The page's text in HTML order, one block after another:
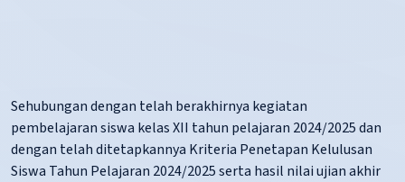
Sehubungan dengan telah berakhirnya kegiatan
pembelajaran siswa kelas XII tahun pelajaran 2024/2025 dan
dengan telah ditetapkannya Kriteria Penetapan Kelulusan
Siswa Tahun Pelajaran 2024/2025 serta hasil nilai ujian akhir